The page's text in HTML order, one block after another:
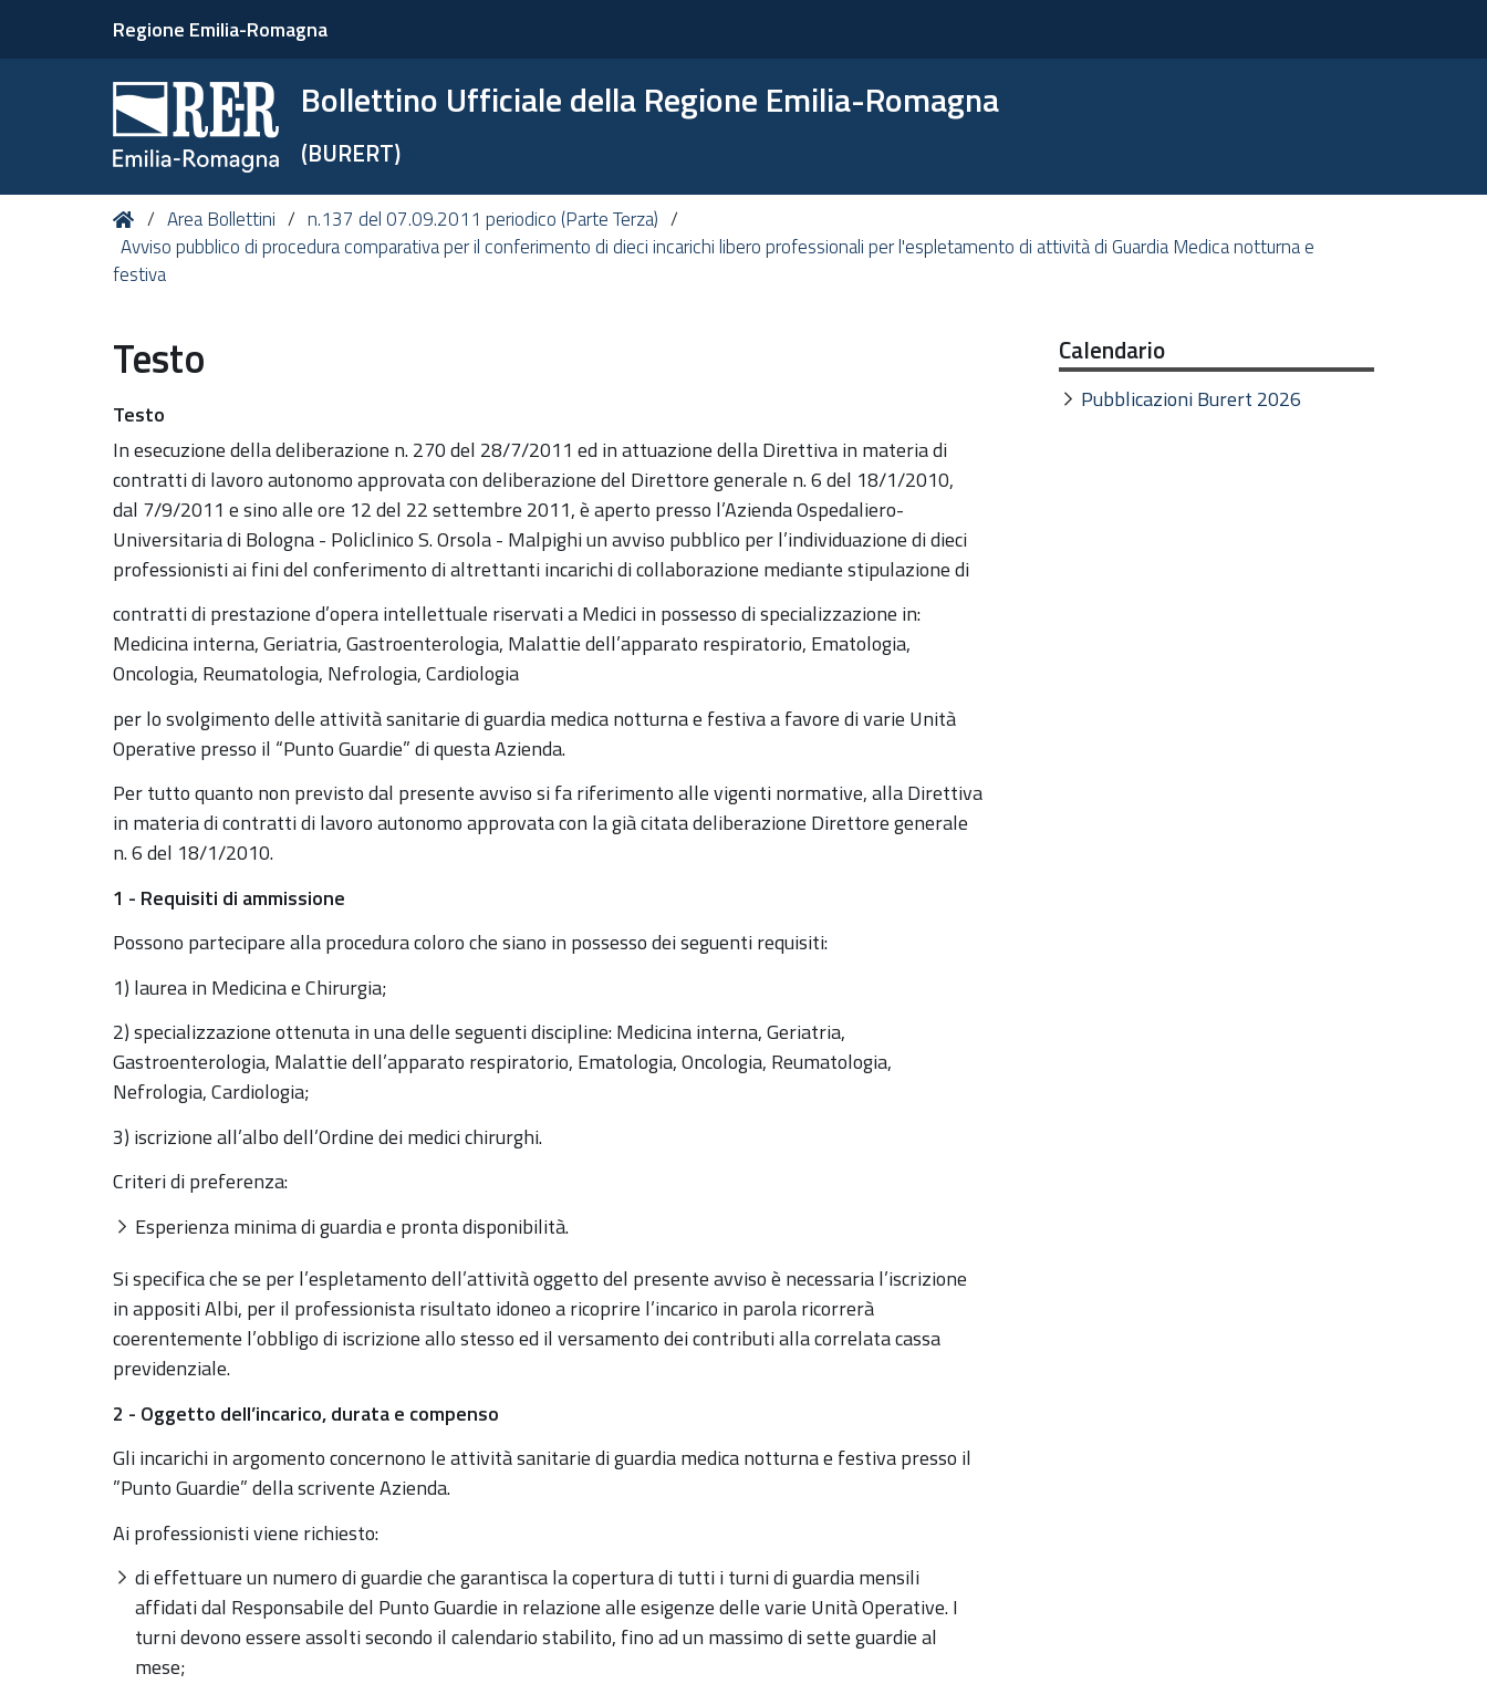
Regione Emilia-Romagna
Bollettino Ufficiale della Regione Emilia-Romagna
(BURERT)
Tu
sei
qui:
HomeArea Bollettini
n.137 del 07.09.2011 periodico (Parte Terza)
Avviso pubblico di procedura comparativa per il conferimento di dieci incarichi libero professionali per l'espletamento di attività di Guardia Medica notturna e
festiva
Testo
Testo
In esecuzione della deliberazione n. 270 del 28/7/2011 ed in attuazione della Direttiva in materia di
contratti di lavoro autonomo approvata con deliberazione del Direttore generale n. 6 del 18/1/2010,
dal 7/9/2011 e sino alle ore 12 del 22 settembre 2011, è aperto presso l’Azienda Ospedaliero-
Universitaria di Bologna - Policlinico S. Orsola - Malpighi un avviso pubblico per l’individuazione di dieci
professionisti ai fini del conferimento di altrettanti incarichi di collaborazione mediante stipulazione di
contratti di prestazione d’opera intellettuale riservati a Medici in possesso di specializzazione in:
Medicina interna, Geriatria, Gastroenterologia, Malattie dell’apparato respiratorio, Ematologia,
Oncologia, Reumatologia, Nefrologia, Cardiologia
per lo svolgimento delle attività sanitarie di guardia medica notturna e festiva a favore di varie Unità
Operative presso il “Punto Guardie” di questa Azienda.
Per tutto quanto non previsto dal presente avviso si fa riferimento alle vigenti normative, alla Direttiva
in materia di contratti di lavoro autonomo approvata con la già citata deliberazione Direttore generale
n. 6 del 18/1/2010.
1 - Requisiti di ammissione
Possono partecipare alla procedura coloro che siano in possesso dei seguenti requisiti:
1) laurea in Medicina e Chirurgia;
2) specializzazione ottenuta in una delle seguenti discipline: Medicina interna, Geriatria,
Gastroenterologia, Malattie dell’apparato respiratorio, Ematologia, Oncologia, Reumatologia,
Nefrologia, Cardiologia;
3) iscrizione all’albo dell’Ordine dei medici chirurghi.
Criteri di preferenza:
Esperienza minima di guardia e pronta disponibilità.
Si specifica che se per l’espletamento dell’attività oggetto del presente avviso è necessaria l’iscrizione
in appositi Albi, per il professionista risultato idoneo a ricoprire l’incarico in parola ricorrerà
coerentemente l’obbligo di iscrizione allo stesso ed il versamento dei contributi alla correlata cassa
previdenziale.
2 - Oggetto dell’incarico, durata e compenso
Gli incarichi in argomento concernono le attività sanitarie di guardia medica notturna e festiva presso il
”Punto Guardie” della scrivente Azienda.
Ai professionisti viene richiesto:
di effettuare un numero di guardie che garantisca la copertura di tutti i turni di guardia mensili
affidati dal Responsabile del Punto Guardie in relazione alle esigenze delle varie Unità Operative. I
turni devono essere assolti secondo il calendario stabilito, fino ad un massimo di sette guardie al
mese;
Calendario
Pubblicazioni Burert 2026